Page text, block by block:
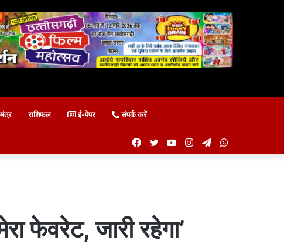
राशिफल ई-पेपर संपर्क करें
Telegram
Instagram
YouTube
Twitter
Facebook
फेवरेट, जारी रहेगा’